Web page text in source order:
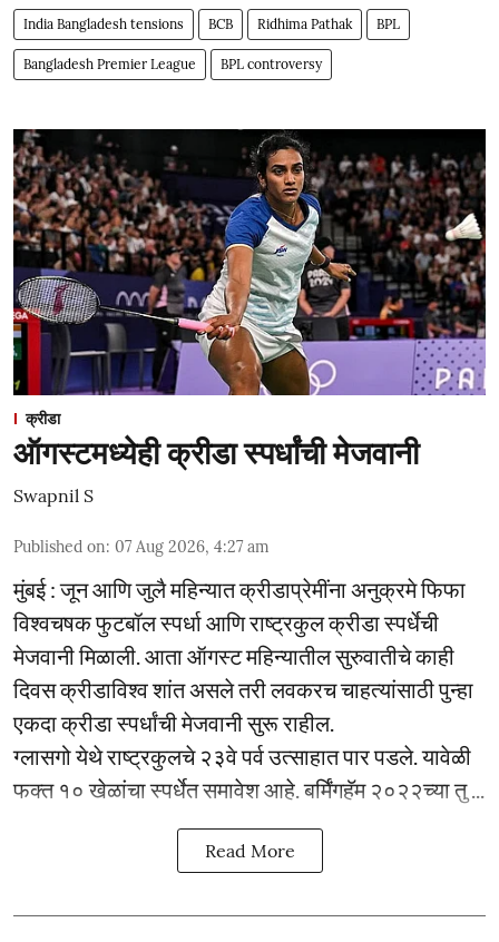
India Bangladesh tensions BCB Ridhima Pathak BPL
Bangladesh Premier League BPL controversy
क्रीडा
ऑगस्टमध्येही क्रीडा स्पर्धांची मेजवानी
Swapnil S
Published on: 07 Aug 2026, 4:27 am
मुंबई : जून आणि जुलै महिन्यात क्रीडाप्रेमींना अनुक्रमे फिफा
विश्वचषक फुटबॉल स्पर्धा आणि राष्ट्रकुल क्रीडा स्पर्धेची
मेजवानी मिळाली. आता ऑगस्ट महिन्यातील सुरुवातीचे काही
दिवस क्रीडाविश्व शांत असले तरी लवकरच चाहत्यांसाठी पुन्हा
एकदा क्रीडा स्पर्धांची मेजवानी सुरू राहील.
ग्लासगो येथे राष्ट्रकुलचे २३वे पर्व उत्साहात पार पडले. यावेळी
फक्त १० खेळांचा स्पर्धेत समावेश आहे. बर्मिंगहॅम २०२२च्या तु ...
Read More